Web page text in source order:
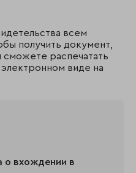
всем
получить документ,
распечатать
виде на
о вхождении в